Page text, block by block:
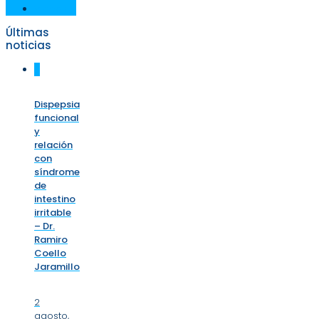
Últimas
noticias
Dispepsia
funcional
y
relación
con
síndrome
de
intestino
irritable
– Dr.
Ramiro
Coello
Jaramillo
2
agosto,